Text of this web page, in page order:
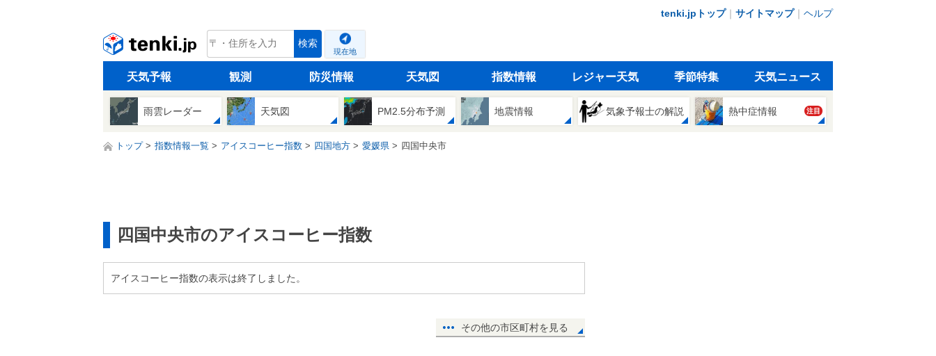
tenki.jpトップ｜ サイトマップ｜ ヘルプ
tenki.jp 検索
現在地
天気予報 観測 防災情報 天気図 指数情報 レジャー天気 季節特集 天気ニュース
雨雲レーダー 天気図 PM2.5分布予測 地震情報 気象予報士の解説 熱中症情報 注目
トップ 指数情報一覧 アイスコーヒー指数 四国地方 愛媛県 四国中央市
四国中央市のアイスコーヒー指数
アイスコーヒー指数の表示は終了しました。
その他の市区町村を見る